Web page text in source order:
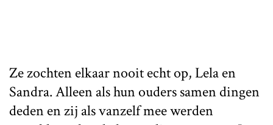
Ze zochten elkaar nooit echt op, Lela en
Sandra. Alleen als hun ouders samen dingen
deden en zij als vanzelf mee werden